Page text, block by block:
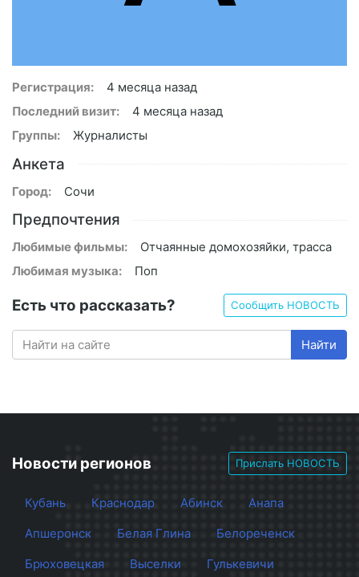
Регистрация:
4 месяца назад
Последний визит:
4 месяца назад
Группы:
Журналисты
Анкета
Город: Сочи
Предпочтения
Любимые фильмы:
Отчаянные домохозяйки, трасса
Любимая музыка:
Поп
Есть что рассказать? Сообщить НОВОСТЬ
Найти
Новости регионов Прислать НОВОСТЬ
Кубань Краснодар Абинск
Анапа
Апшеронск
Белая Глина
Белореченск
Брюховецкая
Выселки
Гулькевичи